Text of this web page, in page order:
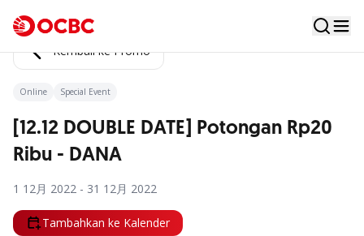
Kembali ke Promo
Online Special Event
[12.12 DOUBLE DATE] Potongan Rp20
Ribu - DANA
1 12月 2022 - 31 12月 2022
Tambahkan ke Kalender